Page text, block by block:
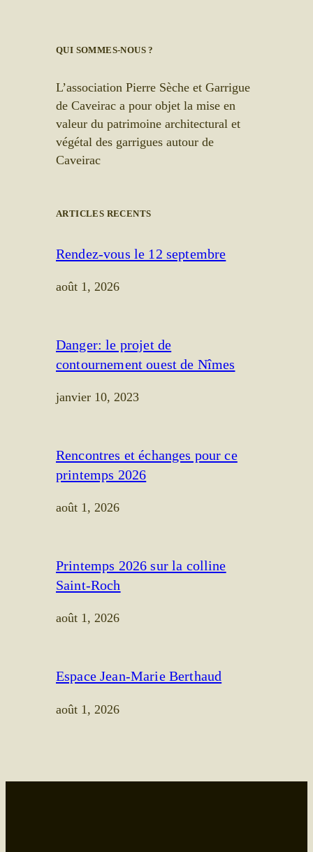
QUI SOMMES-NOUS ?
L’association Pierre Sèche et Garrigue
de Caveirac a pour objet la mise en
valeur du patrimoine architectural et
végétal des garrigues autour de
Caveirac
ARTICLES RECENTS
Rendez-vous le 12 septembre
août 1, 2026
Danger: le projet de
contournement ouest de Nîmes
janvier 10, 2023
Rencontres et échanges pour ce
printemps 2026
août 1, 2026
Printemps 2026 sur la colline
Saint-Roch
août 1, 2026
Espace Jean-Marie Berthaud
août 1, 2026